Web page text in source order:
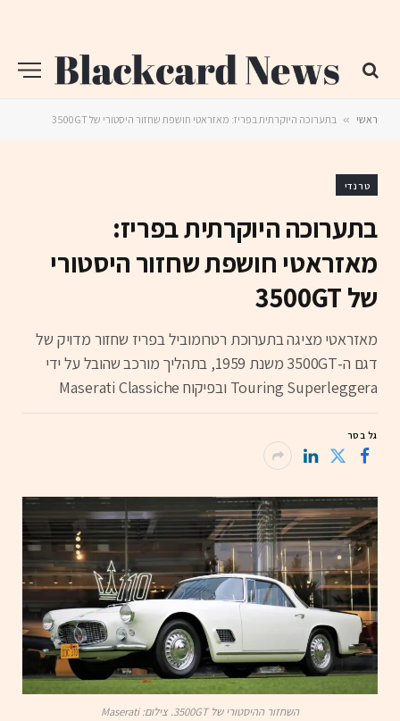
ראשי » בתערוכה היוקרתית בפריז: מאזראטי חושפת שחזור היסטורי של 3500GT
טרנדי
בתערוכה היוקרתית בפריז:
מאזראטי חושפת שחזור היסטורי
של 3500GT
מאזראטי מציגה בתערוכת רטרומוביל בפריז שחזור מדויק של
דגם ה-3500GT משנת 1959, בתהליך מורכב שהובל על ידי
Touring Superleggera ובפיקוח Maserati Classiche
גל בסר
השחזור ההיסטורי של 3500GT. צילום: Maserati